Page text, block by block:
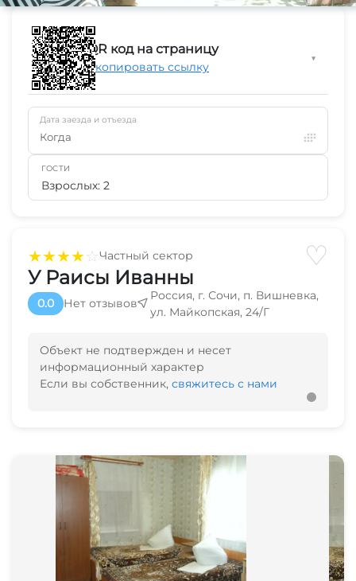
★★★★☆Частный сектор ♡
У Раисы Иванны
0.0 Нет отзывов
Россия, г. Сочи, п. Вишневка,
ул. Майкопская, 24/Г
Объект не подтвержден и несет
информационный характер
Если вы собственник, свяжитесь с нами
QR код на страницу
Скопировать ссылку
▼
Дата заезда и отъезда
Когда
ГОСТИ
Взрослых: 2